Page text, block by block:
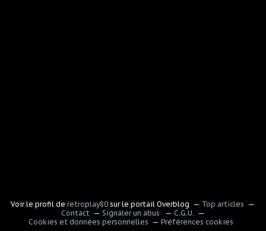
Voir le profil deretroplay80 sur le portail Overblog
Top articles
Contact
Signaler un abus
C.G.U.
Cookies et données personnelles
Préférences cookies